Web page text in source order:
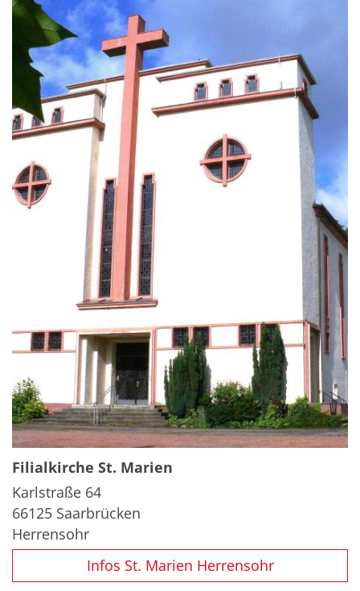
Filialkirche St. Marien
Karlstraße 64
66125 Saarbrücken
Herrensohr
Infos St. Marien Herrensohr